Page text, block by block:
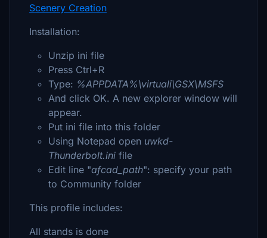
Scenery Creation
Installation:
Unzip ini file
Press Ctrl+R
Type: %APPDATA%\virtuali\GSX\MSFS
And click OK. A new explorer window will
appear.
Put ini file into this folder
Using Notepad open uwkd-
Thunderbolt.ini file
Edit line "afcad_path": specify your path
to Community folder
This profile includes:
All stands is done